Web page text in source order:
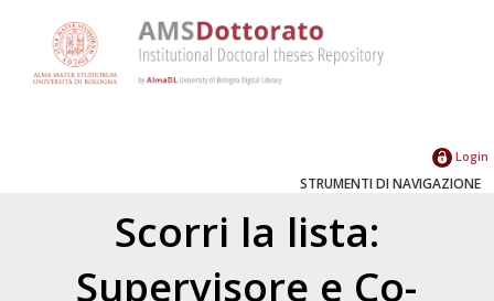
Login
STRUMENTI DI NAVIGAZIONE
Scorri la lista:
Supervisore e Co-